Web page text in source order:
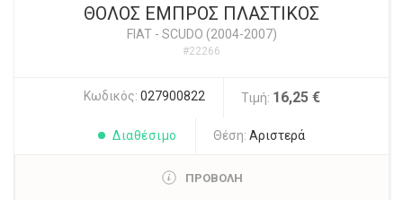
ΘΟΛΟΣ ΕΜΠΡΟΣ ΠΛΑΣΤΙΚΟΣ
FIAT- SCUDO (2004-2007)
#22266
Κωδικός: 027900822 Τιμή: 16,25 €
Διαθέσιμο Θέση: Αριστερά
ΠΡΟΒΟΛΗ